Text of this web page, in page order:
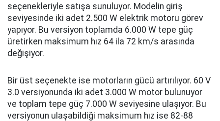
seçenekleriyle satışa sunuluyor. Modelin giriş
seviyesinde iki adet 2.500 W elektrik motoru görev
yapıyor. Bu versiyon toplamda 6.000 W tepe güç
üretirken maksimum hız 64 ila 72 km/s arasında
değişiyor.
Bir üst seçenekte ise motorların gücü artırılıyor. 60 V
3.0 versiyonunda iki adet 3.000 W motor bulunuyor
ve toplam tepe güç 7.000 W seviyesine ulaşıyor. Bu
versiyonun ulaşabildiği maksimum hız ise 82-88